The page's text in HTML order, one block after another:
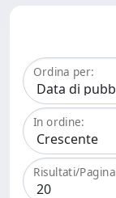
Ordina per:
In ordine:
Risultati/Pagina